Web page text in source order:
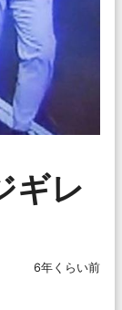
ギレ
6年くらい前